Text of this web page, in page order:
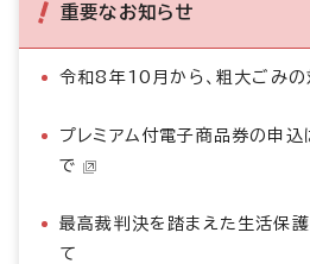
重要なお知らせ
令和8年10月から、粗大ごみの
プレミアム付電子商品券の申込
で
最高裁判決を踏まえた生活保
て